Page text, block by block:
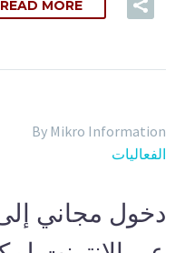
READ MORE
By Mikro Information
الفعاليات